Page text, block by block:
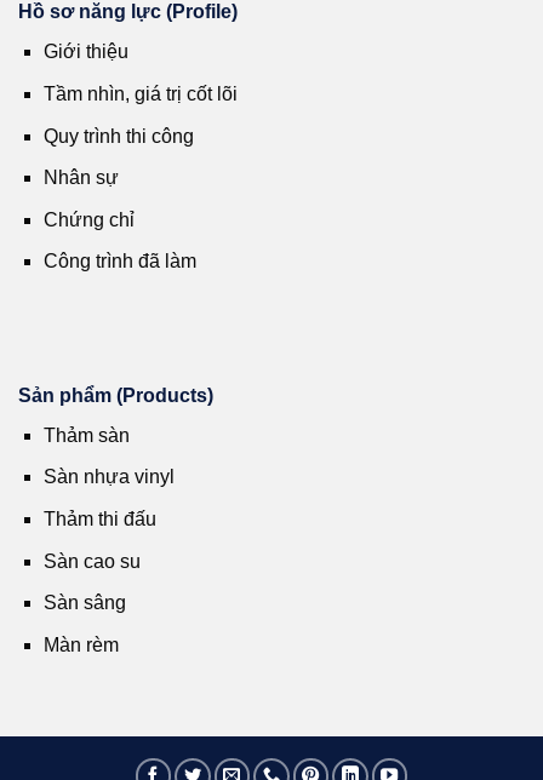
Hồ sơ năng lực (Profile)
Giới thiệu
Tầm nhìn, giá trị cốt lõi
Quy trình thi công
Nhân sự
Chứng chỉ
Công trình đã làm
Sản phẩm (Products)
Thảm sàn
Sàn nhựa vinyl
Thảm thi đấu
Sàn cao su
Sàn sâng
Màn rèm